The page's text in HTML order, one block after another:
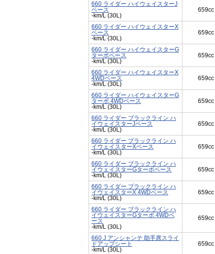
660 ライダー ハイウェイスターJ
ベース
-km/L (30L)
659cc
660 ライダー ハイウェイスターX
ベース
-km/L (30L)
659cc
660 ライダー ハイウェイスターG
ターボベース
-km/L (30L)
659cc
660 ライダー ハイウェイスターX
4WDベース
-km/L (30L)
659cc
660 ライダー ハイウェイスターG
ターボ 4WDベース
-km/L (30L)
659cc
660 ライダー ブラックライン ハ
イウェイスターJベース
-km/L (30L)
659cc
660 ライダー ブラックライン ハ
イウェイスターXベース
-km/L (30L)
659cc
660 ライダー ブラックライン ハ
イウェイスターGターボベース
-km/L (30L)
659cc
660 ライダー ブラックライン ハ
イウェイスターX 4WDベース
-km/L (30L)
659cc
660 ライダー ブラックライン ハ
イウェイスターGターボ 4WDベ
ース
-km/L (30L)
659cc
660 J アンシャンテ 助手席スライ
ドアップシート
-km/L (30L)
659cc